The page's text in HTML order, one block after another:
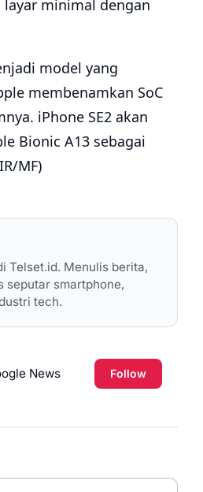
minimal dengan
model yang
membenamkan SoC
iPhone SE2 akan
Bionic A13 sebagai
MF)
Telset.id. Menulis berita,
seputar smartphone,
tech.
News Follow